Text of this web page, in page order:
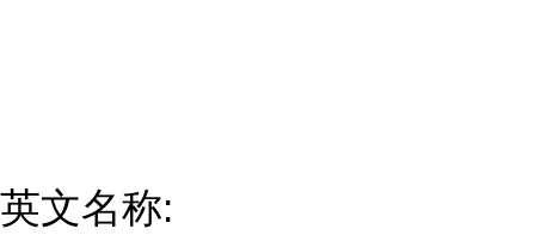
英文名称: